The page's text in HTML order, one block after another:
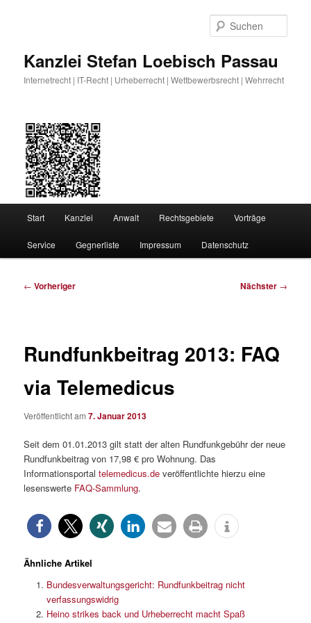
Kanzlei Stefan Loebisch Passau
Internetrecht | IT-Recht | Urheberrecht | Wettbewerbsrecht | Wehrrecht
Start Kanzlei Anwalt Rechtsgebiete Vorträge
Service Gegnerliste Impressum Datenschutz
Beitragsnavigation
← Vorheriger Nächster →
Rundfunkbeitrag 2013: FAQ
via Telemedicus
Veröffentlicht am7. Januar 2013
Seit dem 01.01.2013 gilt statt der alten Rundfunkgebühr der neue
Rundfunkbeitrag von 17,98 € pro Wohnung. Das
Informationsportaltelemedicus.de veröffentlichte hierzu eine
lesenswerte FAQ-Sammlung.
Ähnliche Artikel
Bundesverwaltungsgericht: Rundfunkbeitrag nicht
verfassungswidrig
Heino strikes back und Urheberrecht macht Spaß